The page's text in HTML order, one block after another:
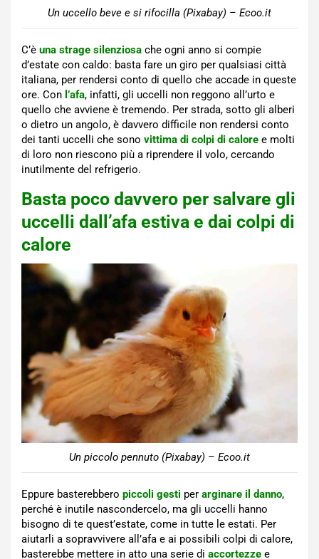
Un uccello beve e si rifocilla (Pixabay) – Ecoo.it
C’è una strage silenziosa che ogni anno si compie
d’estate con caldo: basta fare un giro per qualsiasi città
italiana, per rendersi conto di quello che accade in queste
ore. Con l’afa, infatti, gli uccelli non reggono all’urto e
quello che avviene è tremendo. Per strada, sotto gli alberi
o dietro un angolo, è davvero difficile non rendersi conto
dei tanti uccelli che sono vittima di colpi di calore e molti
di loro non riescono più a riprendere il volo, cercando
inutilmente del refrigerio.
Basta poco davvero per salvare gli
uccelli dall’afa estiva e dai colpi di
calore
Un piccolo pennuto (Pixabay) – Ecoo.it
Eppure basterebbero piccoli gesti per arginare il danno,
perché è inutile nascondercelo, ma gli uccelli hanno
bisogno di te quest’estate, come in tutte le estati. Per
aiutarli a sopravvivere all’afa e ai possibili colpi di calore,
basterebbe mettere in atto una serie di accortezze e